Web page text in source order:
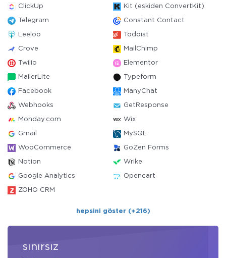
ClickUp Kit (eskiden ConvertKit)
Telegram Constant Contact
Leeloo Todoist
Crove MailChimp
Twilio Elementor
MailerLite Typeform
Facebook ManyChat
Webhooks GetResponse
Monday.com Wix
Gmail MySQL
WooCommerce GoZen Forms
Notion Wrike
Google Analytics Opencart
ZOHO CRM
hepsini göster (+216)
sınırsız